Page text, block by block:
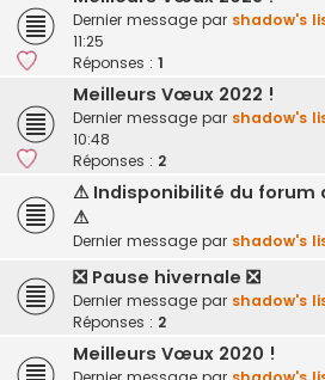
Dernier message par shadow's
11:25
Réponses : 1
Meilleurs Vœux 2022 !
Dernier message par shadow's
10:48
Réponses : 2
⚠ Indisponibilité du forum
⚠
Dernier message par shadow's
❎ Pause hivernale ❎
Dernier message par shadow's
Réponses : 2
Meilleurs Vœux 2020 !